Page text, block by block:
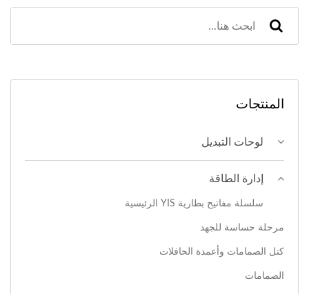
المنتجات
لوحات التبديل
إدارة الطاقة
سلسلة مفاتيح بطارية YIS الرئيسية
مرحلة حساسة للجهد
كتل الصمامات وأعمدة الحافلات
الصمامات